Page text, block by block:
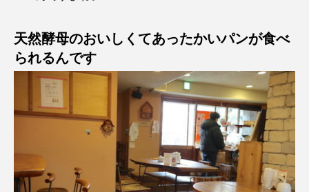
天然酵母のおいしくてあったかいパンが食べ
られるんです